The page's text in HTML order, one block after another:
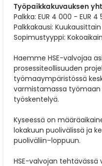
Työpaikkakuvauksen
Palkka: EUR 4 000 - EUR 4
Palkkakausi: Kuukausittain
Sopimustyyppi:
Haemme HSE-valvojaa
prosessiteollisuuden
työmaaympäristössä
varmistamassa työmaan
työskentelyä.
Kyseessä on
lokakuun puolivälissä ja
puoliväliin–loppuun.
HSE-valvojan